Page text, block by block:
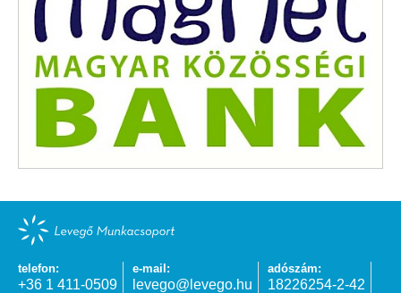
telefon:
+36 1 411-0509
e-mail:
levego@levego.hu
adószám:
18226254-2-42